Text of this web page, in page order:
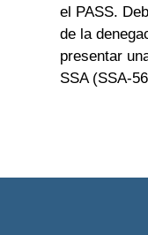
el PASS.
de la
presentar
SSA (SSA-